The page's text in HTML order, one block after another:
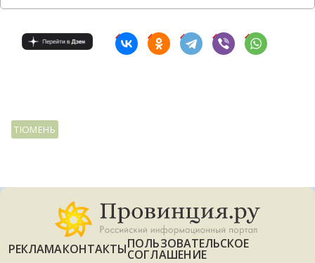
ТЮМЕНЬ
РЕКЛАМАКОНТАКТЫПОЛЬЗОВАТЕЛЬСКОЕ
СОГЛАШЕНИЕ